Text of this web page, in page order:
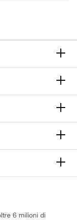
6 milioni di